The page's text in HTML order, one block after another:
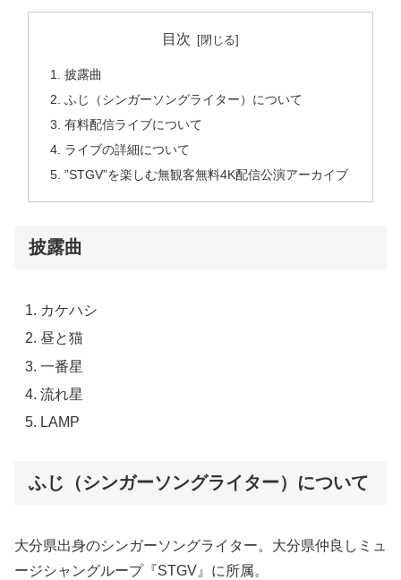
目次
披露曲
ふじ（シンガーソングライター）について
有料配信ライブについて
ライブの詳細について
”STGV”を楽しむ無観客無料4K配信公演アーカイブ
披露曲
カケハシ
昼と猫
一番星
流れ星
LAMP
ふじ（シンガーソングライター）について
大分県出身のシンガーソングライター。大分県仲良しミュ
ージシャングループ『STGV』に所属。